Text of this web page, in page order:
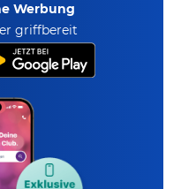
Werbung
griffbereit